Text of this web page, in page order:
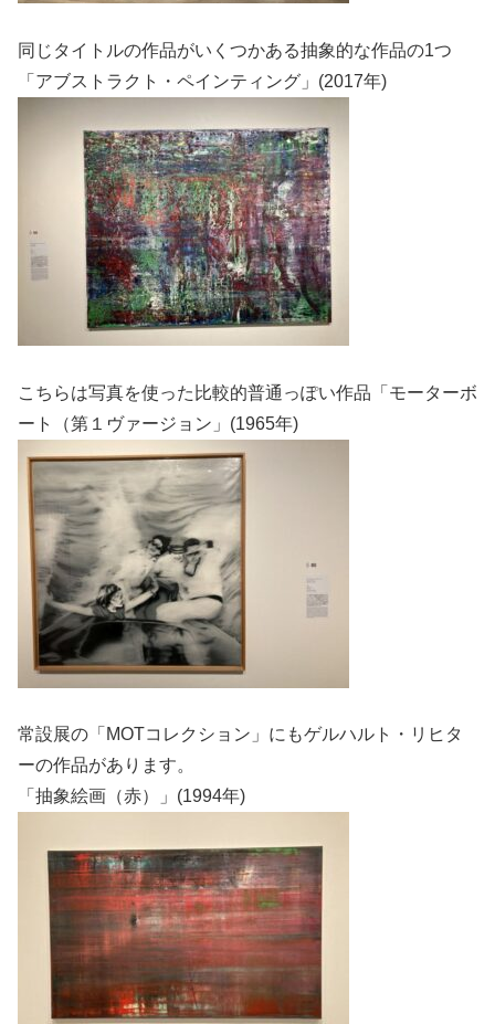
同じタイトルの作品がいくつかある抽象的な作品の1つ
「アブストラクト・ペインティング」(2017年)
こちらは写真を使った比較的普通っぽい作品「モーターボ
ート（第１ヴァージョン」(1965年)
常設展の「MOTコレクション」にもゲルハルト・リヒタ
ーの作品があります。
「抽象絵画（赤）」(1994年)